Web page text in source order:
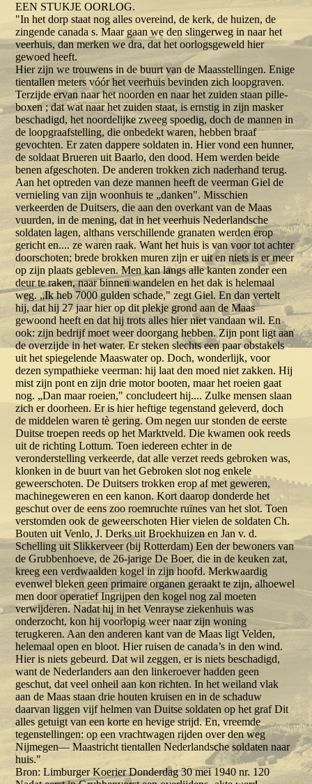
EEN STUKJE OORLOG.
"In het dorp staat nog alles overeind, de kerk, de huizen, de
zingende canada s. Maar gaan we den slingerweg in naar het
veerhuis, dan merken we dra, dat het oorlogsgeweld hier
gewoed heeft.
Hier zijn we trouwens in de buurt van de Maasstellingen. Enige
tientallen meters vóór het veerhuis bevinden zich loopgraven.
Terzijde ervan naar het noorden en naar het zuiden staan pille-
boxen ; dat wat naar het zuiden staat, is ernstig in zijn masker
beschadigd, het noordelijke zweeg spoedig, doch de mannen in
de loopgraafstelling, die onbedekt waren, hebben braaf
gevochten. Er zaten dappere soldaten in. Hier vond een hunner,
de soldaat Brueren uit Baarlo, den dood. Hem werden beide
benen afgeschoten. De anderen trokken zich naderhand terug.
Aan het optreden van deze mannen heeft de veerman Giel de
vernieling van zijn woonhuis te „danken". Misschien
verkeerden de Duitsers, die aan den overkant van de Maas
vuurden, in de mening, dat in het veerhuis Nederlandsche
soldaten lagen, althans verschillende granaten werden erop
gericht en.... ze waren raak. Want het huis is van voor tot achter
doorschoten; brede brokken muren zijn er uit en niets is er meer
op zijn plaats gebleven. Men kan langs alle kanten zonder een
deur te raken, naar binnen wandelen en het dak is helemaal
weg. „Ik heb 7000 gulden schade," zegt Giel. En dan vertelt
hij, dat hij 27 jaar hier op dit plekje grond aan de Maas
gewoond heeft en dat hij trots alles hier niet vandaan wil. En
ook: zijn bedrijf moet weer doorgang hebben. Zijn pont ligt aan
de overzijde in het water. Er steken slechts een paar obstakels
uit het spiegelende Maaswater op. Doch, wonderlijk, voor
dezen sympathieke veerman: hij laat den moed niet zakken. Hij
mist zijn pont en zijn drie motor booten, maar het roeien gaat
nog. „Dan maar roeien," concludeert hij.... Zulke mensen slaan
zich er doorheen. Er is hier heftige tegenstand geleverd, doch
de middelen waren tè gering. Om negen uur stonden de eerste
Duitse troepen reeds op het Marktveld. Die kwamen ook reeds
uit de richting Lottum. Toen iedereen echter in de
veronderstelling verkeerde, dat alle verzet reeds gebroken was,
klonken in de buurt van het Gebroken slot nog enkele
geweerschoten. De Duitsers trokken erop af met geweren,
machinegeweren en een kanon. Kort daarop donderde het
geschut over de eens zoo roemruchte ruïnes van het slot. Toen
verstomden ook de geweerschoten Hier vielen de soldaten Ch.
Bouten uit Venlo, J. Derks uit Broekhuizen en Jan v. d.
Schelling uit Slikkerveer (bij Rotterdam) Een der bewoners van
de Grubbenhoeve, de 26-jarige De Boer, die in de keuken zat,
kreeg een verdwaalden kogel in zijn hoofd. Merkwaardig
evenwel bleken geen primaire organen geraakt te zijn, alhoewel
men door operatief Ingrijpen den kogel nog zal moeten
verwijderen. Nadat hij in het Venrayse ziekenhuis was
onderzocht, kon hij voorlopig weer naar zijn woning
terugkeren. Aan den anderen kant van de Maas ligt Velden,
helemaal open en bloot. Hier ruisen de canada’s in den wind.
Hier is niets gebeurd. Dat wil zeggen, er is niets beschadigd,
want de Nederlanders aan den linkeroever hadden geen
geschut, dat veel onheil aan kon richten. In het weiland vlak
aan de Maas staan drie houten kruisen en in de schaduw
daarvan liggen vijf helmen van Duitse soldaten op het graf Dit
alles getuigt van een korte en hevige strijd. En, vreemde
tegenstellingen: op een vrachtwagen rijden over den weg
Nijmegen— Maastricht tientallen Nederlandsche soldaten naar
huis."
Bron: Limburger Koerier Donderdag 30 mei 1940 nr. 120